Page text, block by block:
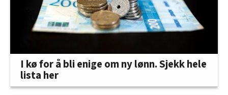
I kø for å bli enige om ny lønn. Sjekk hele
lista her